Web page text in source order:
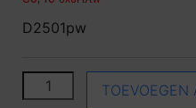
D2501pw
Penn Elcom D2501pw
TOEVOEGEN